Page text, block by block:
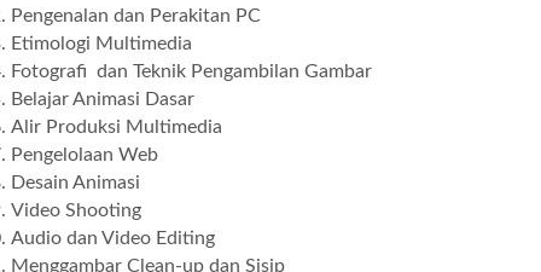
Pengenalan dan Perakitan PC
Etimologi Multimedia
Fotografi dan Teknik Pengambilan Gambar
Belajar Animasi Dasar
Alir Produksi Multimedia
Pengelolaan Web
Desain Animasi
Video Shooting
Audio dan Video Editing
Menggambar Clean-up dan Sisip